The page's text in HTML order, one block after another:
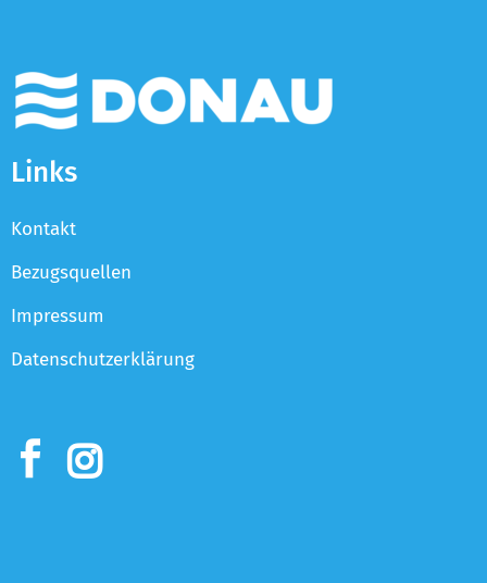
Links
Kontakt
Bezugsquellen
Impressum
Datenschutzerklärung